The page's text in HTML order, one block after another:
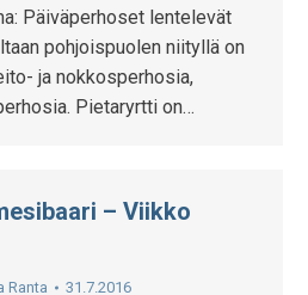
Päiväperhoset lentelevät
pohjoispuolen niityllä on
ja nokkosperhosia,
Pietaryrtti on…
– Viikko
Ranta 31.7.2016